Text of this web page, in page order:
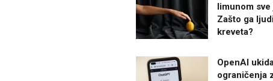
limunom
Zašto ga
kreveta?
OpenAI
ograničenja